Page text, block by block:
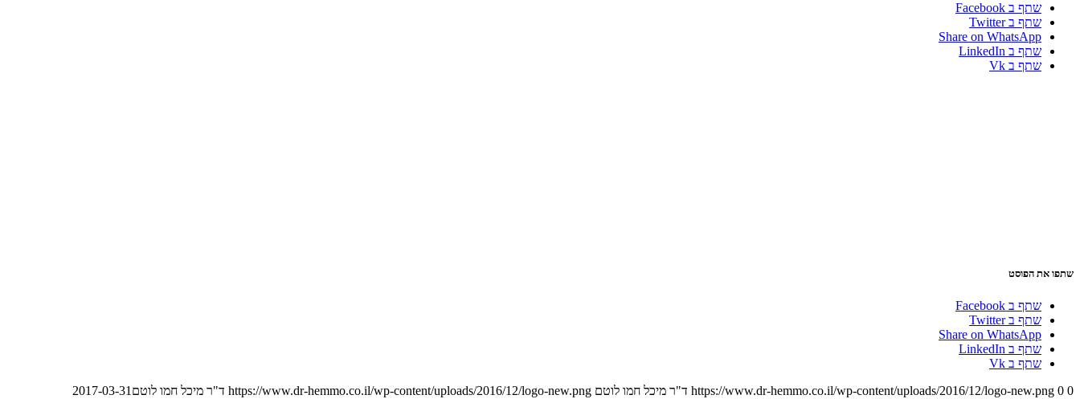
שתף ב Facebook
שתף ב Twitter
Share on WhatsApp
שתף ב LinkedIn
שתף ב Vk
שתפו את הפוסט
שתף ב Facebook
שתף ב Twitter
Share on WhatsApp
שתף ב LinkedIn
שתף ב Vk
https://www.dr-hemmo.co.il/wp-content/uploads/2016/12/logo-new.png 0 0 ד"ר מיכל חמו לוטם https://www.dr-hemmo.co.il/wp-content/uploads/2016/12/logo-new.png ד"ר מיכל חמו לוטם 2017-03-31